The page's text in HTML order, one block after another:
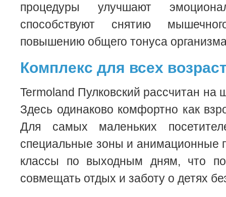
процедуры улучшают
способствуют снятию
повышению общего тонуса
Комплекс для всех
Termoland Пулковский рассчитан на
Здесь одинаково комфортно как
Для самых маленьких
специальные зоны и анимационные
классы по выходным дням, что
совмещать отдых и заботу о детях